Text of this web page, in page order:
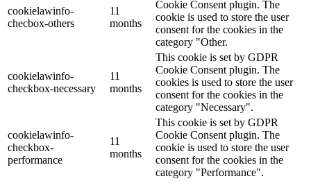
cookielawinfo-
checbox-others
11
months
Cookie Consent plugin. The
cookie is used to store the user
consent for the cookies in the
category "Other.
cookielawinfo-
checkbox-necessary
11
months
This cookie is set by GDPR
Cookie Consent plugin. The
cookies is used to store the user
consent for the cookies in the
category "Necessary".
cookielawinfo-
checkbox-
performance
11
months
This cookie is set by GDPR
Cookie Consent plugin. The
cookie is used to store the user
consent for the cookies in the
category "Performance".